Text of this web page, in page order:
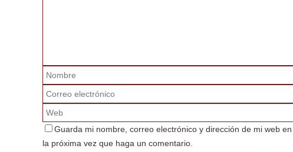
Guarda mi nombre, correo electrónico y dirección de mi web
la próxima vez que haga un comentario.